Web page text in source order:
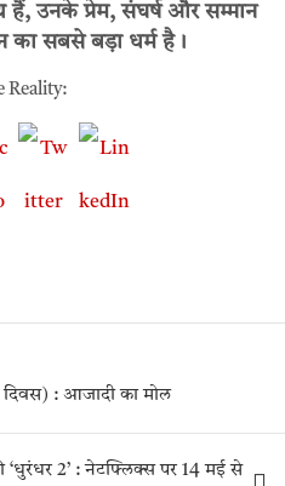
उनके प्रेम, संघर्ष और सम्मान
का सबसे बड़ा धर्म है।
Reality:
दिवस) : आजादी का मोल
2’ : नेटफ्लिक्स पर 14 मई से